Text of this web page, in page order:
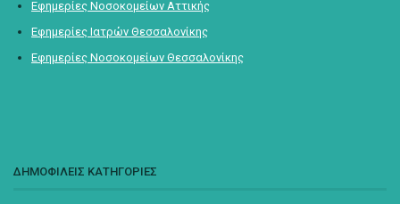
Εφημερίες Νοσοκομείων Αττικής
Εφημερίες Ιατρών Θεσσαλονίκης
Εφημερίες Νοσοκομείων Θεσσαλονίκης
ΔΗΜΟΦΙΛΕΙΣ ΚΑΤΗΓΟΡΙΕΣ